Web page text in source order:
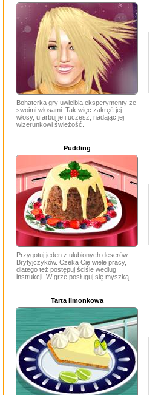
Bohaterka gry uwielbia eksperymenty ze
swoimi włosami. Tak więc zakręć jej
włosy, ufarbuj je i uczesz, nadając jej
wizerunkowi świeżość.
Pudding
Przygotuj jeden z ulubionych deserów
Brytyjczyków. Czeka Cię wiele pracy,
dlatego też postępuj ściśle według
instrukcji. W grze posługuj się myszką.
Tarta limonkowa